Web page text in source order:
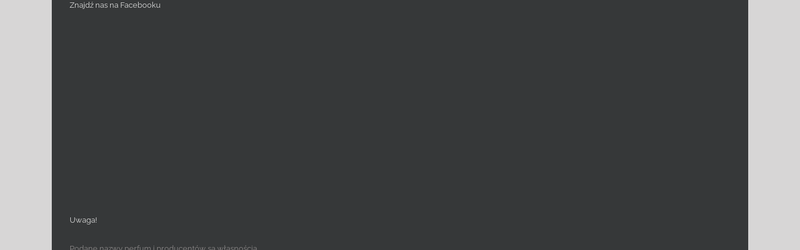
Znajdź nas na Facebooku
Uwaga!